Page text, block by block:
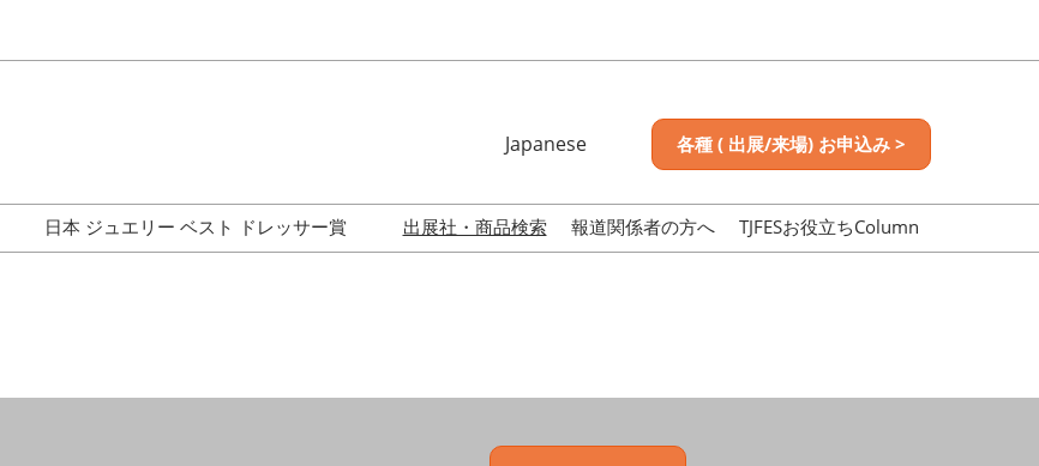
Japanese
English
各種 ( 出展/来場) お申込み >
日本 ジュエリー ベスト ドレッサー賞
出展社・商品検索 報道関係者の方へ TJFESお役立ちColumn